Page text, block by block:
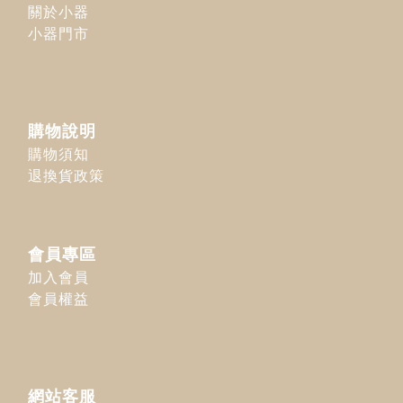
關於小器
小器門市
購物說明
購物須知
退換貨政策
會員專區
加入會員
會員權益
網站客服